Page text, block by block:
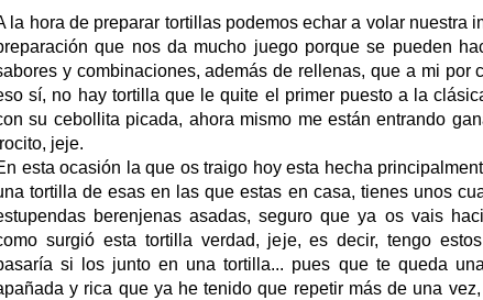
la hora de preparar tortillas podemos echar a volar nuestra
que nos da mucho juego porque se pueden
y combinaciones, además de rellenas, que a mi por
sí, no hay tortilla que le quite el primer puesto a la
su cebollita picada, ahora mismo me están entrando
jeje.
esta ocasión la que os traigo hoy esta hecha
tortilla de esas en las que estas en casa, tienes unos
berenjenas asadas, seguro que ya os vais
surgió esta tortilla verdad, jeje, es decir, tengo
si los junto en una tortilla... pues que te queda
y rica que ya he tenido que repetir más de una